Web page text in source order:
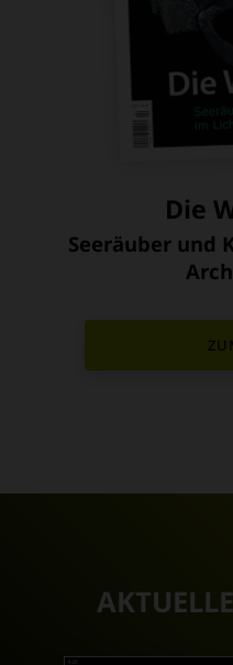
Die
Seeräuber und